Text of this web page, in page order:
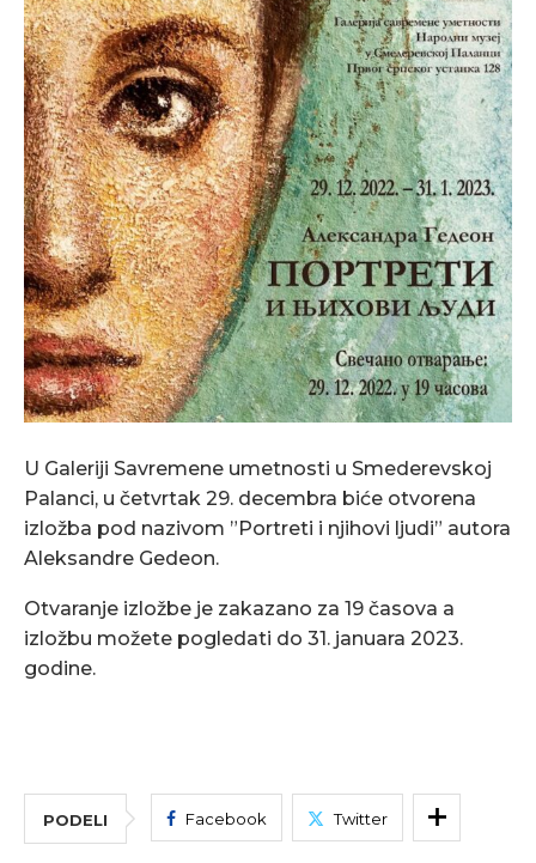
U Galeriji Savremene umetnosti u Smederevskoj
Palanci, u četvrtak 29. decembra biće otvorena
izložba pod nazivom ”Portreti i njihovi ljudi” autora
Aleksandre Gedeon.
Otvaranje izložbe je zakazano za 19 časova a
izložbu možete pogledati do 31. januara 2023.
godine.
PODELI Facebook Twitter